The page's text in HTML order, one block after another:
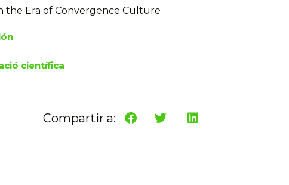
the Era of Convergence Culture
científica
Compartir a: